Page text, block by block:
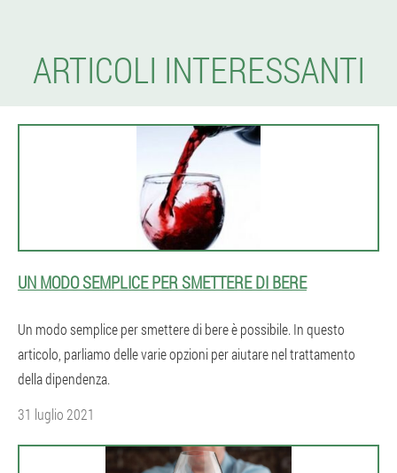
ARTICOLI INTERESSANTI
UN MODO SEMPLICE PER SMETTERE DI BERE
Un modo semplice per smettere di bere è possibile. In questo
articolo, parliamo delle varie opzioni per aiutare nel trattamento
della dipendenza.
31 luglio 2021